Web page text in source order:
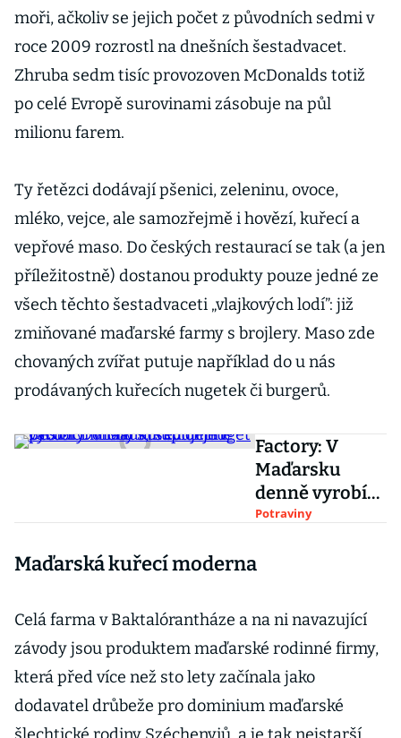
moři, ačkoliv se jejich počet z původních sedmi v
roce 2009 rozrostl na dnešních šestadvacet.
Zhruba sedm tisíc provozoven McDonalds totiž
po celé Evropě surovinami zásobuje na půl
milionu farem.
Ty řetězci dodávají pšenici, zeleninu, ovoce,
mléko, vejce, ale samozřejmě i hovězí, kuřecí a
vepřové maso. Do českých restaurací se tak (a jen
příležitostně) dostanou produkty pouze jedné ze
všech těchto šestadvaceti „vlajkových lodí”: již
zmiňované maďarské farmy s brojlery. Maso zde
chovaných zvířat putuje například do u nás
prodávaných kuřecích nugetek či burgerů.
Factory: V
Maďarsku
denně vyrobí
miliony
pro
kupují je i Češi
Potraviny
Maďarská kuřecí moderna
Celá farma v Baktalórantháze a na ni navazující
závody jsou produktem maďarské rodinné firmy,
která před více než sto lety začínala jako
dodavatel drůbeže pro dominium maďarské